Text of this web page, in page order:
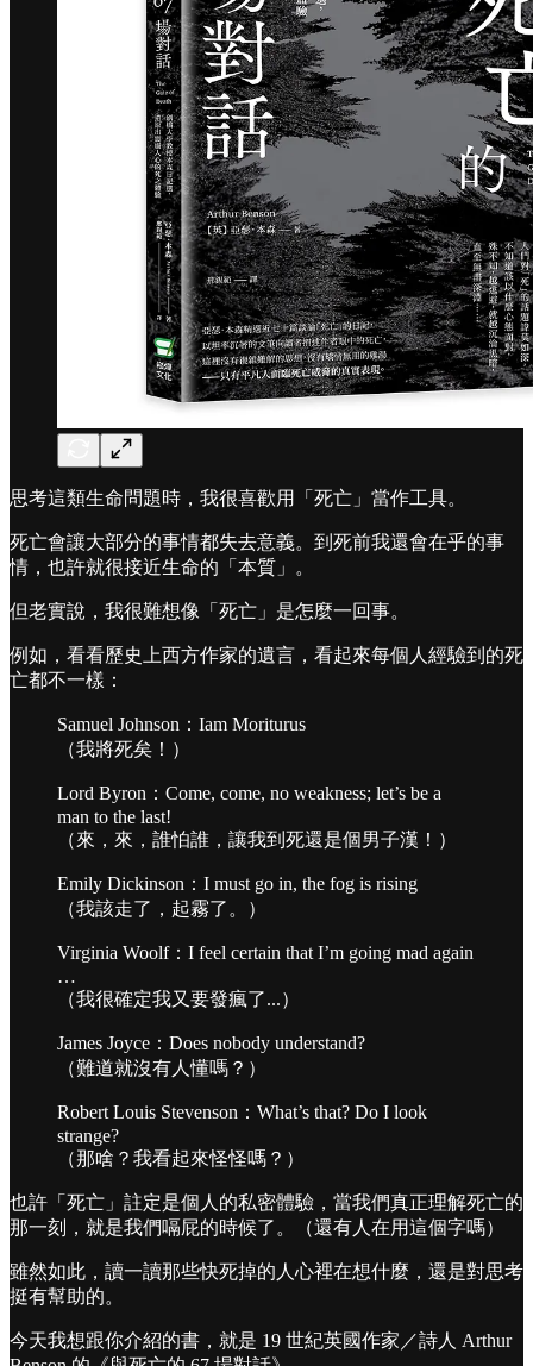
思考這類生命問題時，我很喜歡用「死亡」當作工具。
死亡會讓大部分的事情都失去意義。到死前我還會在乎的事
情，也許就很接近生命的「本質」。
但老實說，我很難想像「死亡」是怎麼一回事。
例如，看看歷史上西方作家的遺言，看起來每個人經驗到的死
亡都不一樣：
Samuel Johnson：Iam Moriturus
（我將死矣！）
Lord Byron：Come, come, no weakness; let’s be a
man to the last!
（來，來，誰怕誰，讓我到死還是個男子漢！）
Emily Dickinson：I must go in, the fog is rising
（我該走了，起霧了。）
Virginia Woolf：I feel certain that I’m going mad again
…
（我很確定我又要發瘋了...）
James Joyce：Does nobody understand?
（難道就沒有人懂嗎？）
Robert Louis Stevenson：What’s that? Do I look
strange?
（那啥？我看起來怪怪嗎？）
也許「死亡」註定是個人的私密體驗，當我們真正理解死亡的
那一刻，就是我們嗝屁的時候了。（還有人在用這個字嗎）
雖然如此，讀一讀那些快死掉的人心裡在想什麼，還是對思考
挺有幫助的。
今天我想跟你介紹的書，就是 19 世紀英國作家／詩人 Arthur